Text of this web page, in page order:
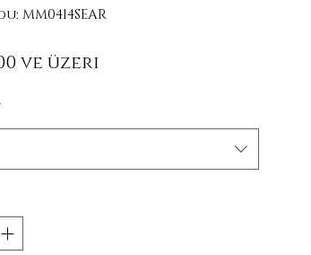
MM0414SEAR
ve üzeri